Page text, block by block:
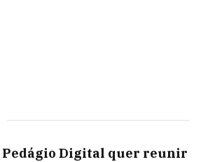
Pedágio Digital quer reunir